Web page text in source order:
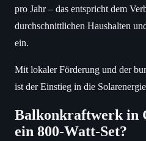
pro Jahr – das entspricht dem
durchschnittlichen Haushalten
ein.
Mit lokaler Förderung und der
ist der Einstieg in die
Balkonkraftwerk in
ein 800-Watt-Set?